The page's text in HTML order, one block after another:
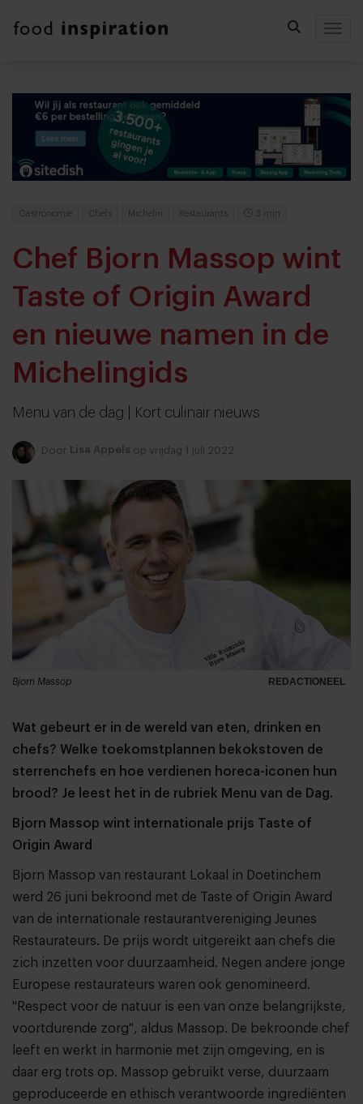
Gastronomie Chefs Michelin Restaurants 3 min
Chef Bjorn Massop wint
Taste of Origin Award
en nieuwe namen in de
Michelingids
Menu van de dag | Kort culinair nieuws
Door Lisa Appels op vrijdag 1 juli 2022
REDACTIONEEL
Bjorn Massop
Wat gebeurt er in de wereld van eten, drinken en
chefs? Welke toekomstplannen bekokstoven de
sterrenchefs en hoe verdienen horeca-iconen hun
brood? Je leest het in de rubriek Menu van de Dag.
Bjorn Massop wint internationale prijs Taste of
Origin Award
Bjorn Massop van restaurant Lokaal in Doetinchem
werd 26 juni bekroond met de Taste of Origin Award
van de internationale restaurantvereniging Jeunes
Restaurateurs. De prijs wordt uitgereikt aan chefs die
zich inzetten voor duurzaamheid. Negen andere jonge
Europese restaurateurs waren ook genomineerd.
"Respect voor de natuur is een van onze belangrijkste,
voortdurende zorg", aldus Massop. De bekroonde chef
leeft en werkt in harmonie met zijn omgeving, en is
daar erg trots op. Massop gebruikt verse, duurzaam
geproduceerde en ethisch verantwoorde ingrediënten